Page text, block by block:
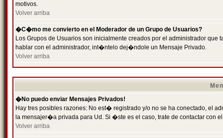
motivos.
Volver arriba
�C�mo me convierto en el Moderador de un Grupo de Usuarios?
Los Grupos de Usuarios son inicialmente creados por el administrador
hablar con el administrador, int�ntelo dej�ndole un Mensaje Privado.
Volver arriba
�No puedo enviar Mensajes Privados!
Hay tres posibles razones: No est� registrado y/o no se ha conectado, el
la mensajer�a privada para Ud. Si �ste es el caso, trate de contactar con
Volver arriba